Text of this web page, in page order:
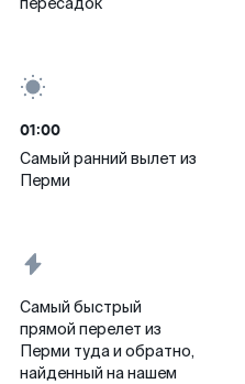
01:00
Самый ранний вылет из
Перми
Самый быстрый
прямой перелет из
Перми туда и обратно,
найденный на нашем